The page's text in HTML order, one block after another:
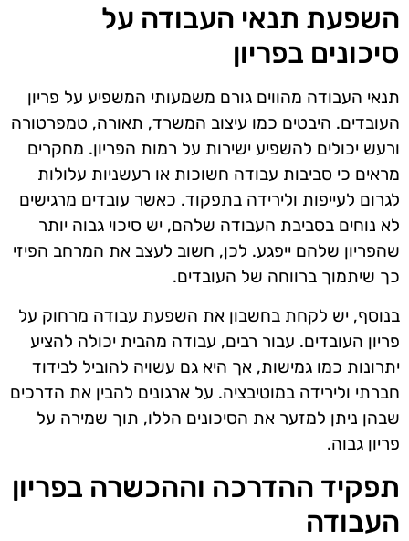
השפעת תנאי העבודה על
סיכונים בפריון
תנאי העבודה מהווים גורם משמעותי המשפיע על פריון
העובדים. היבטים כמו עיצוב המשרד, תאורה, טמפרטורה
ורעש יכולים להשפיע ישירות על רמות הפריון. מחקרים
מראים כי סביבות עבודה חשוכות או רעשניות עלולות
לגרום לעייפות ולירידה בתפקוד. כאשר עובדים מרגישים
לא נוחים בסביבת העבודה שלהם, יש סיכוי גבוה יותר
שהפריון שלהם ייפגע. לכן, חשוב לעצב את המרחב הפיזי
כך שיתמוך ברווחה של העובדים.
בנוסף, יש לקחת בחשבון את השפעת עבודה מרחוק על
פריון העובדים. עבור רבים, עבודה מהבית יכולה להציע
יתרונות כמו גמישות, אך היא גם עשויה להוביל לבידוד
חברתי ולירידה במוטיבציה. על ארגונים להבין את הדרכים
שבהן ניתן למזער את הסיכונים הללו, תוך שמירה על
פריון גבוה.
תפקיד ההדרכה וההכשרה בפריון
העבודה